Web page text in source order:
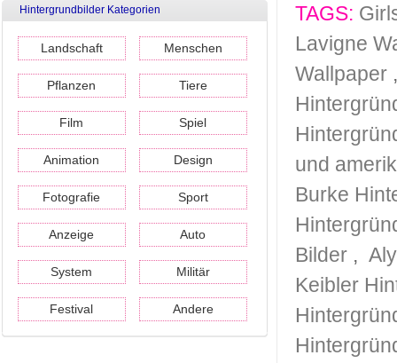
Hintergrundbilder Kategorien
Landschaft Menschen
Pflanzen Tiere
Film Spiel
Animation Design
Fotografie Sport
Anzeige Auto
System Militär
Festival Andere
TAGS:
Lavigne
Wallpaper
und
Burke
Bilder ,
Keibler